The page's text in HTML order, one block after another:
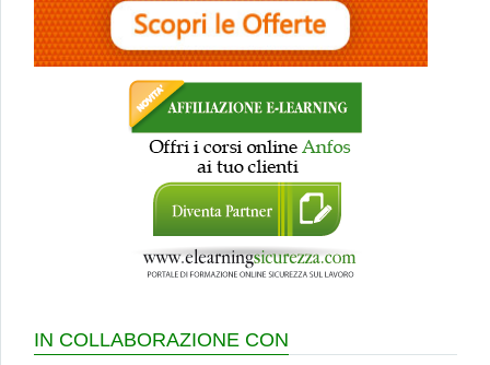
IN COLLABORAZIONE CON